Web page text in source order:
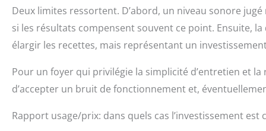
Deux limites ressortent. D’abord, un niveau sonore
si les résultats compensent souvent ce point. Ensuite,
élargir les recettes, mais représentant un
Pour un foyer qui privilégie la simplicité d’entretien et
d’accepter un bruit de fonctionnement et,
Rapport usage/prix: dans quels cas l’investissement est